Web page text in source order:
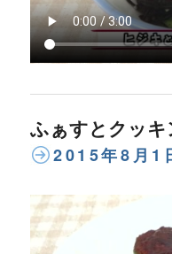
ふぁすとクッ
2015年8月1